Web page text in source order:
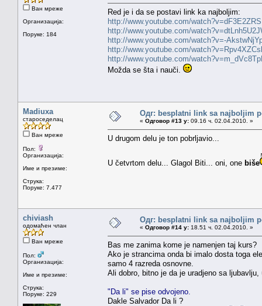
Ван мреже
Организација:
Поруке: 184
Red je i da se postavi link ka najboljim:
http://www.youtube.com/
http://www.youtube.com/
http://www.youtube.com/watch?v=-
http://www.youtube.com/
http://www.youtube.com/
Možda se šta i nauči.
Madiuxa
староседелац
Ван мреже
Пол:
Организација:
Име и презиме:
Струка:
Поруке: 7.477
Одг: besplatni link sa najboljim
« Одговор #13 у: 09.16 ч. 02.04.2010. »
U drugom delu je ton pobrljavio...
U četvrtom delu... Glagol Biti... oni, one biše
chiviash
одомаћен члан
Ван мреже
Пол:
Организација:
Име и презиме:
Струка:
Поруке: 229
Одг: besplatni link sa najboljim
« Одговор #14 у: 18.51 ч. 02.04.2010. »
Bas me zanima kome je namenjen taj kurs?
Ako je strancima onda bi imalo dosta toga
samo 4 razreda osnovne.
Ali dobro, bitno je da je uradjeno sa
"Da li" se pise odvojeno.
Dakle Salvador Da li ?